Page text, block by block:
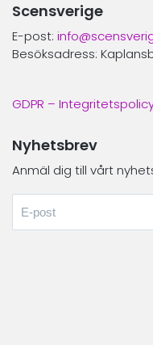
Scensverige
E-post:
Besöksadress:
GDPR –
Nyhetsbrev
Anmäl dig till vårt